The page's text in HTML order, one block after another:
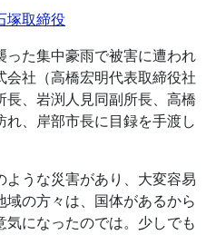
塚取締役
った集中豪雨で被害に遭われ
会社（高橋宏明代表取締役社
、岩渕人見同副所長、高橋
、岸部市長に目録を手渡し
うな災害があり、大変容易
の方々は、国体があるから
気になったのでは。少しでも